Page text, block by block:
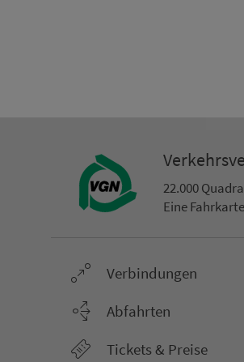
22.000
Eine
Ver­bin­dungen
Abfahrten
Tickets & Preise